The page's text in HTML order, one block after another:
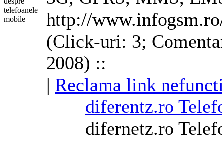
http://
(Click-uri: 3;
2008) ::
| Reclama link
diferentz.ro
difernetz.ro